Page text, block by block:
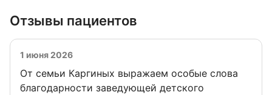
Отзывы пациентов
1 июня 2026
От семьи Каргиных выражаем особые слова
благодарности заведующей детского